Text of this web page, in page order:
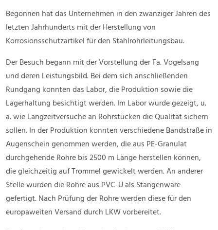
Begonnen hat das Unternehmen in den zwanziger Jahren des
letzten Jahrhunderts mit der Herstellung von
Korrosionsschutzartikel für den Stahlrohrleitungsbau.
Der Besuch begann mit der Vorstellung der Fa. Vogelsang
und deren Leistungsbild. Bei dem sich anschließenden
Rundgang konnten das Labor, die Produktion sowie die
Lagerhaltung besichtigt werden. Im Labor wurde gezeigt, u.
a. wie Langzeitversuche an Rohrstücken die Qualität sichern
sollen. In der Produktion konnten verschiedene Bandstraße in
Augenschein genommen werden, die aus PE-Granulat
durchgehende Rohre bis 2500 m Länge herstellen können,
die gleichzeitig auf Trommel gewickelt werden. An anderer
Stelle wurden die Rohre aus PVC-U als Stangenware
gefertigt. Nach Prüfung der Rohre werden diese für den
europaweiten Versand durch LKW vorbereitet.